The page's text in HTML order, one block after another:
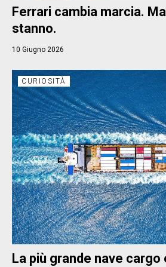
Ferrari cambia marcia.
stanno.
10 Giugno 2026
CURIOSITÀ
La più grande nave cargo